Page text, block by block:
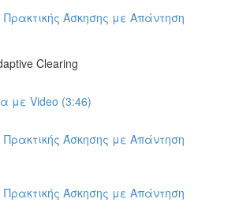
Άσκησης με Απάντηση
Clearing
με Video (3:46)
Άσκησης με Απάντηση
Άσκησης με Απάντηση